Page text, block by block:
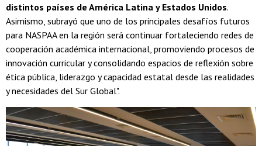
distintos países de América Latina y Estados Unidos.
Asimismo, subrayó que uno de los principales desafíos futuros
para NASPAA en la región será continuar fortaleciendo redes de
cooperación académica internacional, promoviendo procesos de
innovación curricular y consolidando espacios de reflexión sobre
ética pública, liderazgo y capacidad estatal desde las realidades
y necesidades del Sur Global".